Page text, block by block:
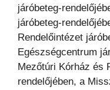
járóbeteg-
járóbeteg-
Rendelőintézet
Egészségcentrum
Mezőtúri Kórház és
rendelőjében, a